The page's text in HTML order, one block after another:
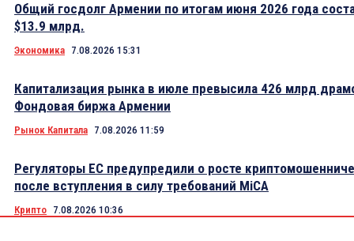
Общий госдолг Армении по итогам июня 2026 года
$13.9 млрд.
Экономика 7.08.2026 15:31
Капитализация рынка в июле превысила 426 млрд
Фондовая биржа Армении
Рынок Капитала 7.08.2026 11:59
Регуляторы ЕС предупредили о росте
после вступления в силу требований MiCA
Крипто 7.08.2026 10:36